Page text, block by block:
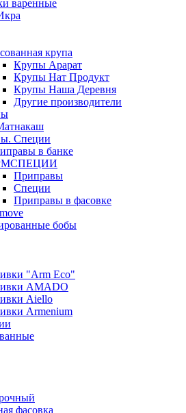
варенные
крупа
Крупы Арарат
Крупы Нат Продукт
Крупы Наша Деревня
Другие производители
Специи
в банке
Приправы
Специи
Приправы в фасовке
бобы
"Arm Eco"
AMADO
Aiello
Armenium
фасовка